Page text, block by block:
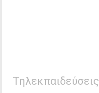
Τηλεκπαιδεύσεις